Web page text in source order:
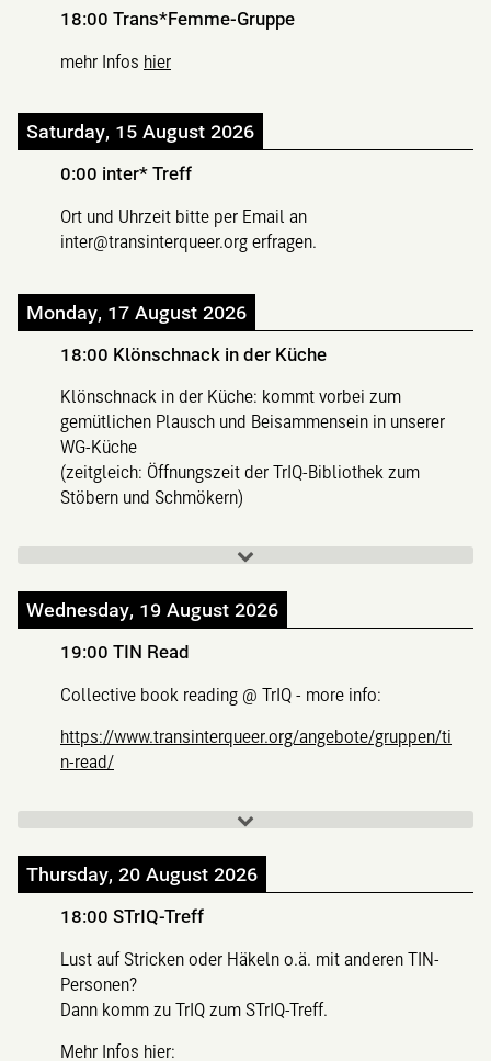
18:00 Trans*Femme-Gruppe
mehr Infos hier
Saturday, 15 August 2026
0:00 inter* Treff
Ort und Uhrzeit bitte per Email an
inter@transinterqueer.org erfragen.
Monday, 17 August 2026
18:00 Klönschnack in der Küche
Klönschnack in der Küche: kommt vorbei zum
gemütlichen Plausch und Beisammensein in unserer
WG-Küche
(zeitgleich: Öffnungszeit der TrIQ-Bibliothek zum
Stöbern und Schmökern)
Wednesday, 19 August 2026
19:00 TIN Read
Collective book reading @ TrIQ - more info:
https://www.transinterqueer.org/angebote/gruppen/ti
n-read/
Thursday, 20 August 2026
18:00 STrIQ-Treff
Lust auf Stricken oder Häkeln o.ä. mit anderen TIN-
Personen?
Dann komm zu TrIQ zum STrIQ-Treff.
Mehr Infos hier: